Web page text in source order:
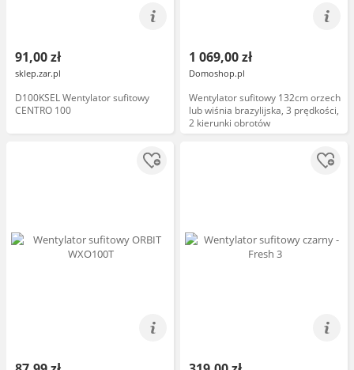
91,00 zł
sklep.zar.pl
D100KSEL Wentylator sufitowy
CENTRO 100
1 069,00 zł
Domoshop.pl
Wentylator sufitowy 132cm orzech
lub wiśnia brazylijska, 3 prędkości,
2 kierunki obrotów